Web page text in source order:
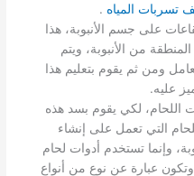
تسربات المياه .
على جسم الأنبوبة، هذا
من الأنبوبة، ويتم
ومن ثم يقوم بتعليم هذا
عليه.
اللحام، لكي يقوم بسد هذه
التي تعمل على إنشاء
وإنما تستخدم أدوات لحام
عبارة عن نوع من أنواع